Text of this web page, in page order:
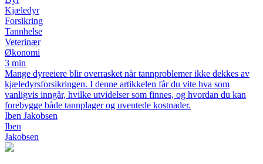
Kjæledyr
Forsikring
Tannhelse
Veterinær
Økonomi
3 min
Mange dyreeiere blir overrasket når tannproblemer ikke dekkes av
kjæledyrsforsikringen. I denne artikkelen får du vite hva som
vanligvis inngår, hvilke utvidelser som finnes, og hvordan du kan
forebygge både tannplager og uventede kostnader.
Iben Jakobsen
Iben
Jakobsen